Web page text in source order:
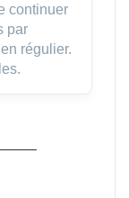
continuer
par
régulier.